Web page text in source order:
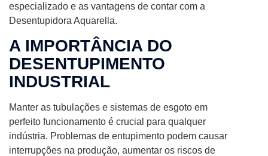
especializado e as vantagens de contar com a
Desentupidora Aquarella.
A IMPORTÂNCIA DO
DESENTUPIMENTO
INDUSTRIAL
Manter as tubulações e sistemas de esgoto em
perfeito funcionamento é crucial para qualquer
indústria. Problemas de entupimento podem causar
interrupções na produção, aumentar os riscos de